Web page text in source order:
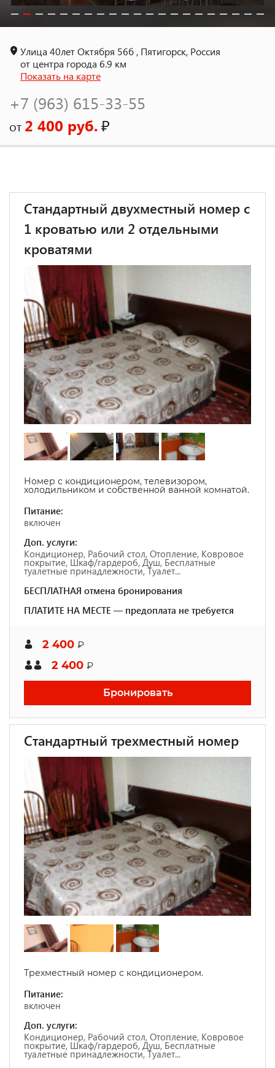
Улица 40лет Октября 56б , Пятигорск, Россия
от центра города 6.9 км
Показать на карте
+7 (963) 615-33-55
от 2 400 руб.₽
Стандартный двухместный номер с
1 кроватью или 2 отдельными
кроватями
Номер с кондиционером, телевизором,
холодильником и собственной ванной комнатой.
Питание:
включен
Доп. услуги:
Кондиционер, Рабочий стол, Отопление, Ковровое
покрытие, Шкаф/гардероб, Душ, Бесплатные
туалетные принадлежности, Туалет...
БЕСПЛАТНАЯ отмена бронирования
ПЛАТИТЕ НА МЕСТЕ — предоплата не требуется
2 400 ₽
2 400 ₽
Бронировать
Стандартный трехместный номер
Трехместный номер с кондиционером.
Питание:
включен
Доп. услуги:
Кондиционер, Рабочий стол, Отопление, Ковровое
покрытие, Шкаф/гардероб, Душ, Бесплатные
туалетные принадлежности, Туалет...